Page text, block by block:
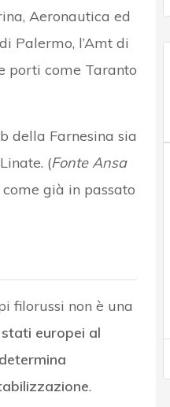
Aeronautica ed
Palermo, l’Amt di
porti come Taranto
della Farnesina sia
(Fonte Ansa
già in passato
filorussi non è una
europei al
.